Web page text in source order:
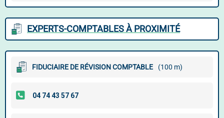
EXPERTS-COMPTABLES À PROXIMITÉ
FIDUCIAIRE DE RÉVISION COMPTABLE (100 m)